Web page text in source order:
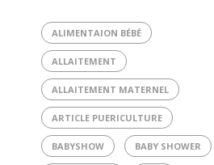
ALIMENTAION BÉBÉ
ALLAITEMENT
ALLAITEMENT MATERNEL
ARTICLE PUERICULTURE
BABYSHOW BABY SHOWER